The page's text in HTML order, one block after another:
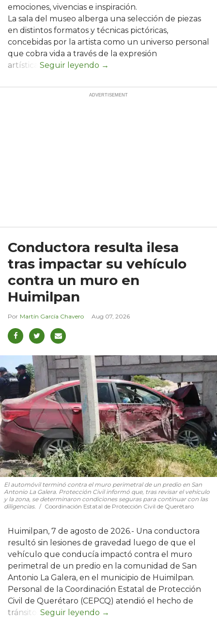
emociones, vivencias e inspiración.
La sala del museo alberga una selección de piezas
en distintos formatos y técnicas pictóricas,
concebidas por la artista como un universo personal
que cobra vida a través de la expresión
artística.
Conductora resulta ilesa
tras impactar su vehículo
contra un muro en
Huimilpan
Martín García Chavero Aug 07, 2026
El automóvil terminó contra el muro perimetral de un predio en San
Antonio La Galera. Protección Civil informó que, tras revisar el vehículo
y la zona, se determinaron condiciones seguras para continuar con las
diligencias.
Coordinación Estatal de Protección Civil de Querétaro
Huimilpan, 7 de agosto de 2026.- Una conductora
resultó sin lesiones de gravedad luego de que el
vehículo que conducía impactó contra el muro
perimetral de un predio en la comunidad de San
Antonio La Galera, en el municipio de Huimilpan.
Personal de la Coordinación Estatal de Protección
Civil de Querétaro (CEPCQ) atendió el hecho de
tránsito.